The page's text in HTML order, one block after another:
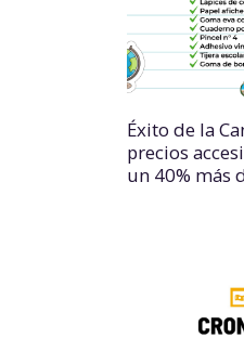
Éxito de la
precios
un 40% más